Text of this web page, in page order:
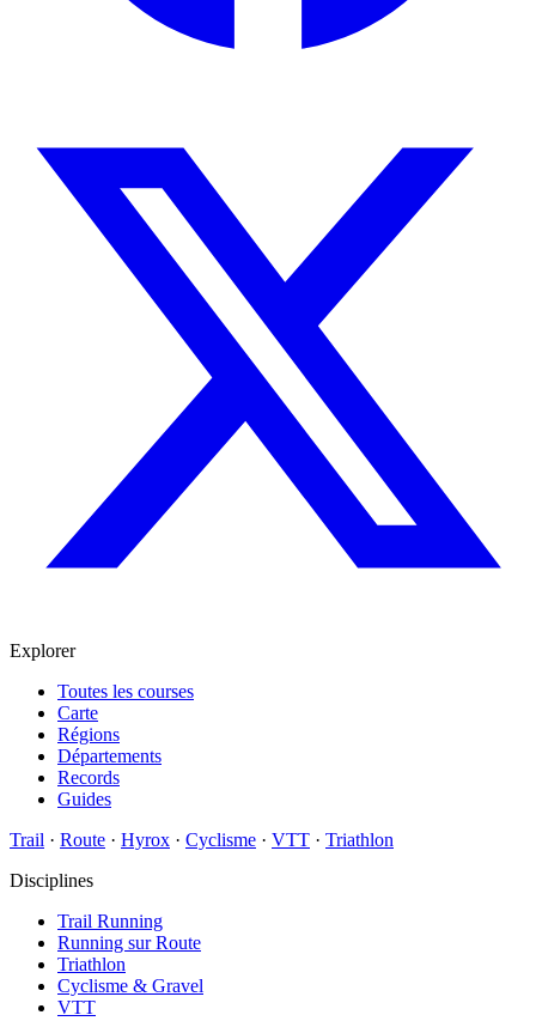
Explorer
Toutes les courses
Carte
Régions
Départements
Records
Guides
Trail · Route · Hyrox · Cyclisme · VTT · Triathlon
Disciplines
Trail Running
Running sur Route
Triathlon
Cyclisme & Gravel
VTT